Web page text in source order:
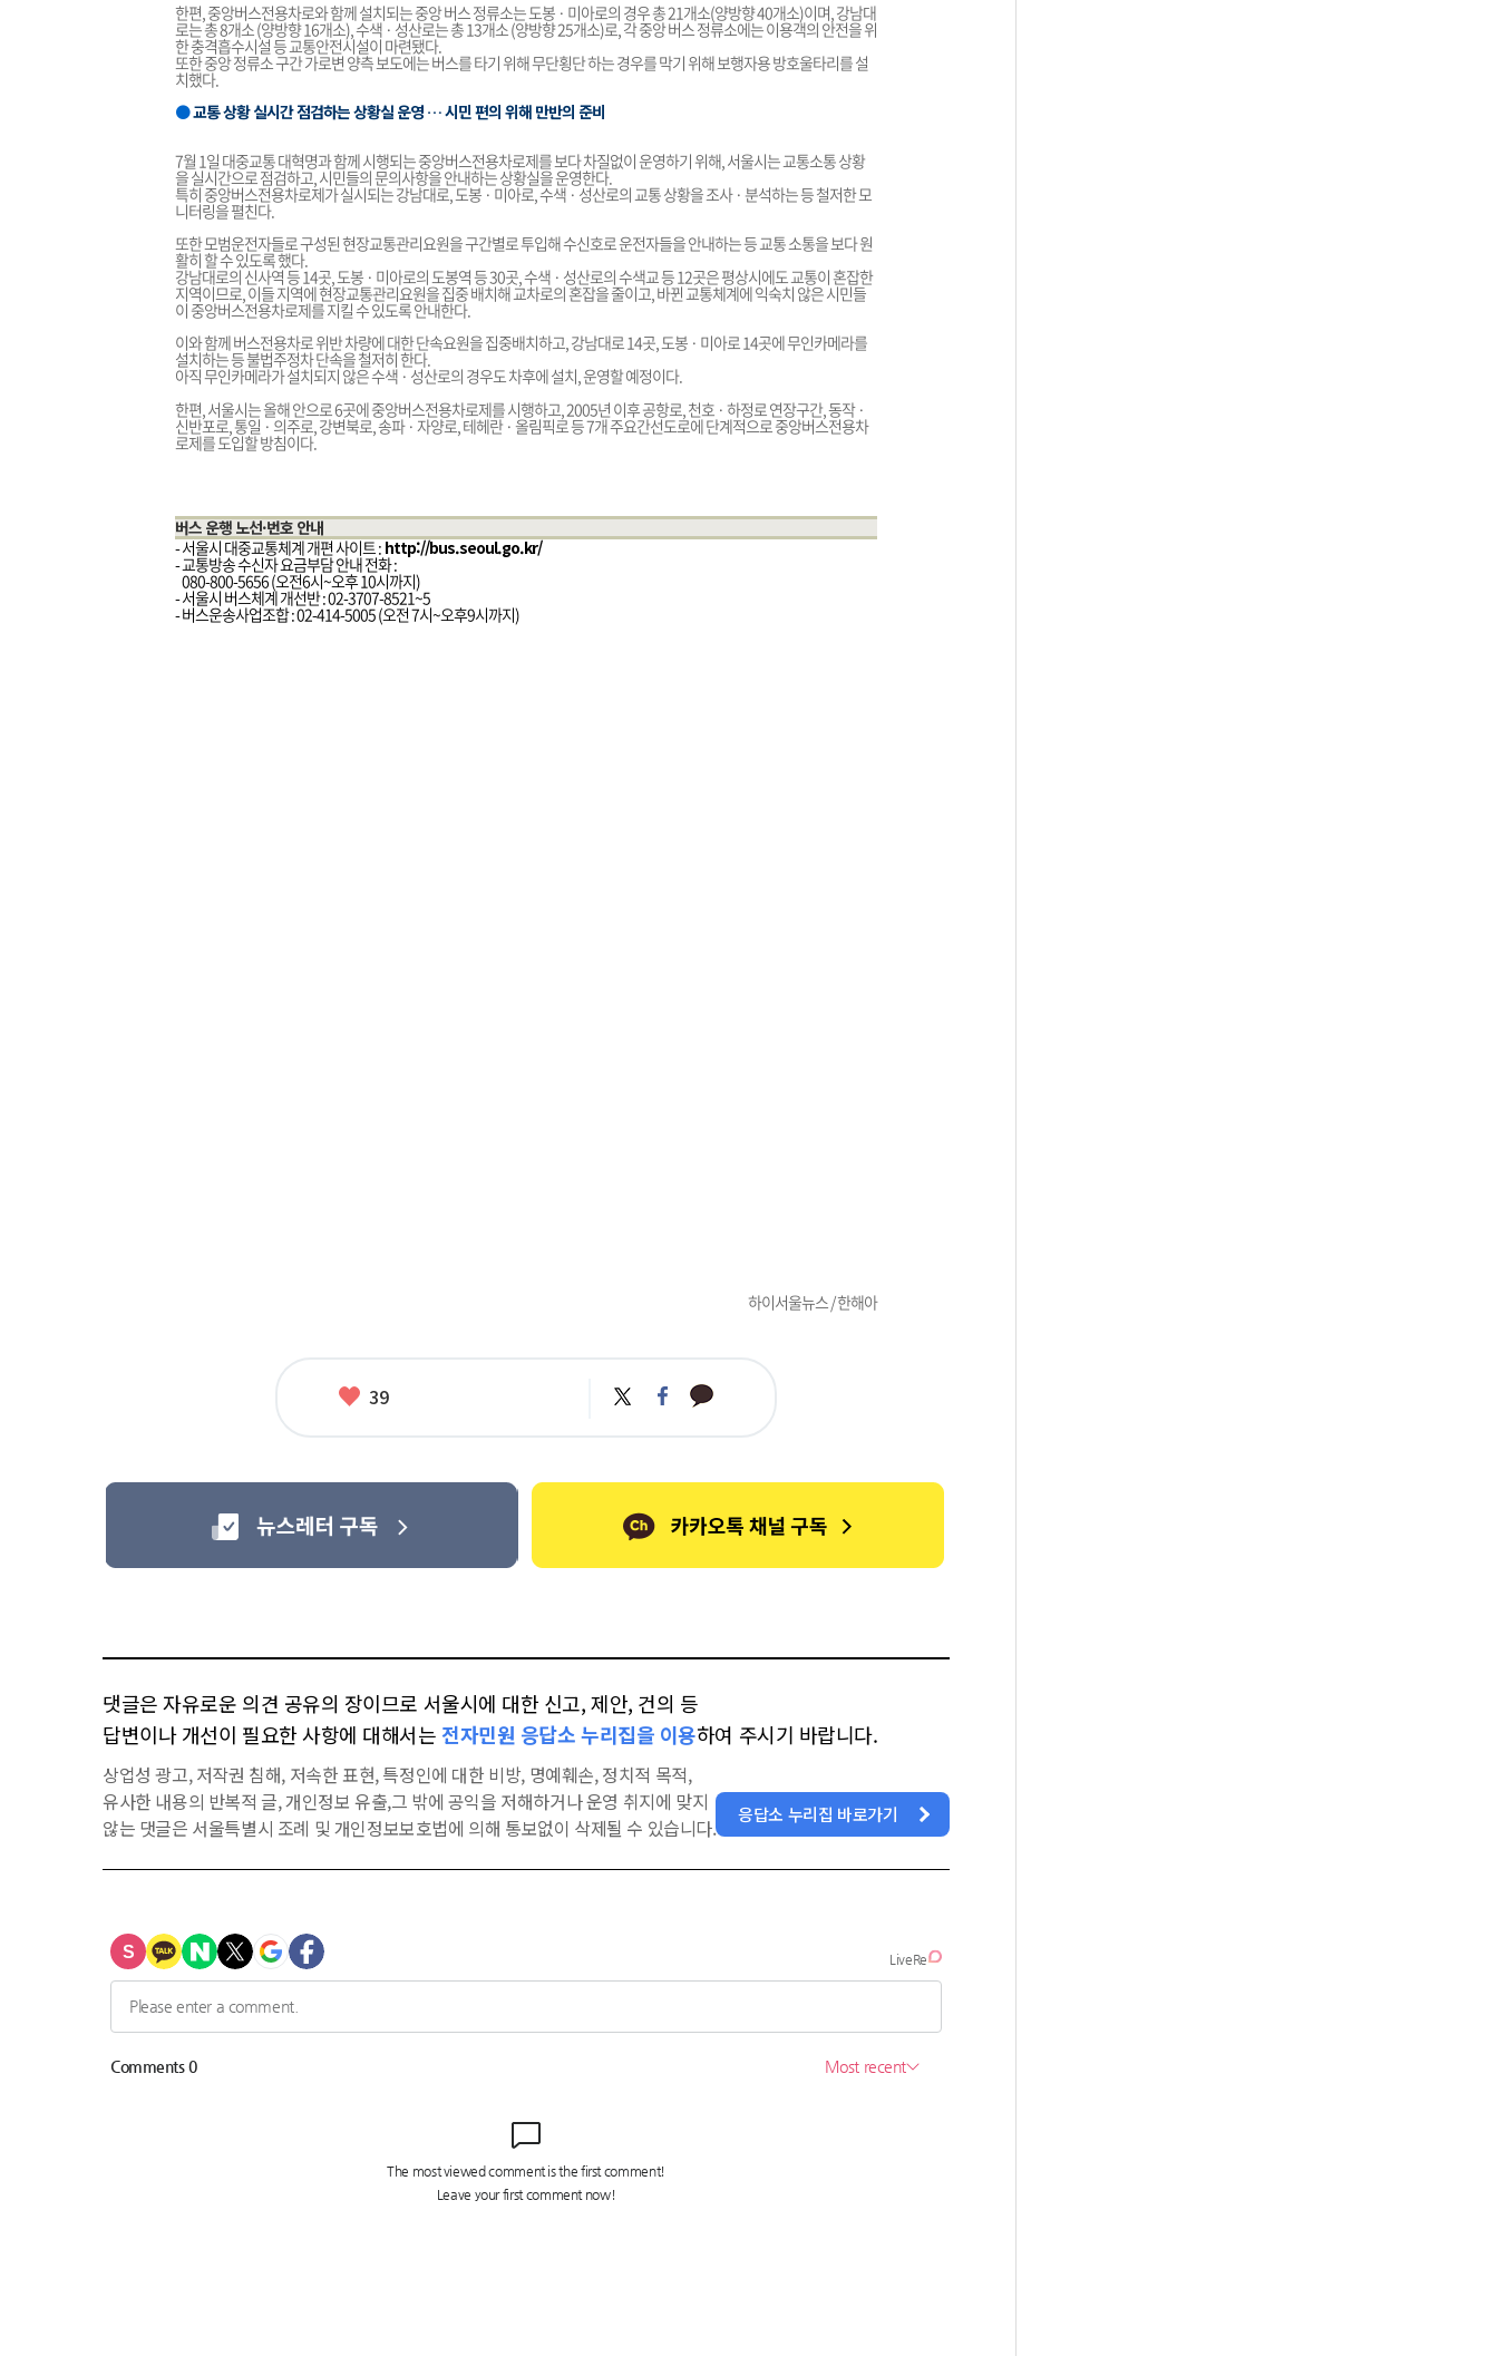
한편, 중앙버스전용차로와 함께 설치되는 중앙 버스 정류소는 도봉 · 미아로의 경우 총 21개소(양방향 40개소)이며, 강남대
로는 총 8개소 (양방향 16개소), 수색 · 성산로는 총 13개소 (양방향 25개소)로, 각 중앙 버스 정류소에는 이용객의 안전을 위
한 충격흡수시설 등 교통안전시설이 마련됐다.
또한 중앙 정류소 구간 가로변 양측 보도에는 버스를 타기 위해 무단횡단 하는 경우를 막기 위해 보행자용 방호울타리를 설
치했다.
●교통 상황 실시간 점검하는 상황실 운영 … 시민 편의 위해 만반의 준비
7월 1일 대중교통 대혁명과 함께 시행되는 중앙버스전용차로제를 보다 차질없이 운영하기 위해, 서울시는 교통소통 상황
을 실시간으로 점검하고, 시민들의 문의사항을 안내하는 상황실을 운영한다.
특히 중앙버스전용차로제가 실시되는 강남대로, 도봉 · 미아로, 수색 · 성산로의 교통 상황을 조사 · 분석하는 등 철저한 모
니터링을 펼친다.
또한 모범운전자들로 구성된 현장교통관리요원을 구간별로 투입해 수신호로 운전자들을 안내하는 등 교통 소통을 보다 원
활히 할 수 있도록 했다.
강남대로의 신사역 등 14곳, 도봉 · 미아로의 도봉역 등 30곳, 수색 · 성산로의 수색교 등 12곳은 평상시에도 교통이 혼잡한
지역이므로, 이들 지역에 현장교통관리요원을 집중 배치해 교차로의 혼잡을 줄이고, 바뀐 교통체계에 익숙치 않은 시민들
이 중앙버스전용차로제를 지킬 수 있도록 안내한다.
이와 함께 버스전용차로 위반 차량에 대한 단속요원을 집중배치하고, 강남대로 14곳, 도봉 · 미아로 14곳에 무인카메라를
설치하는 등 불법주정차 단속을 철저히 한다.
아직 무인카메라가 설치되지 않은 수색 · 성산로의 경우도 차후에 설치, 운영할 예정이다.
한편, 서울시는 올해 안으로 6곳에 중앙버스전용차로제를 시행하고, 2005년 이후 공항로, 천호 · 하정로 연장구간, 동작 ·
신반포로, 통일 · 의주로, 강변북로, 송파 · 자양로, 테헤란 · 올림픽로 등 7개 주요간선도로에 단계적으로 중앙버스전용차
로제를 도입할 방침이다.
버스 운행 노선·번호 안내
- 서울시 대중교통체계 개편 사이트 : http://bus.seoul.go.kr/
- 교통방송 수신자 요금부담 안내 전화 :
080-800-5656 (오전6시~오후 10시까지)
- 서울시 버스체계 개선반 : 02-3707-8521~5
- 버스운송사업조합 : 02-414-5005 (오전 7시~오후9시까지)
하이서울뉴스 / 한해아
좋
39 트
위
페
이
카
카
댓글은 자유로운 의견 공유의 장이므로 서울시에 대한 신고, 제안, 건의 등
답변이나 개선이 필요한 사항에 대해서는 전자민원 응답소 누리집을 이용하여 주시기 바랍니다.
상업성 광고, 저작권 침해, 저속한 표현, 특정인에 대한 비방, 명예훼손, 정치적 목적,
유사한 내용의 반복적 글, 개인정보 유출,그 밖에 공익을 저해하거나 운영 취지에 맞지
않는 댓글은 서울특별시 조례 및 개인정보보호법에 의해 통보없이 삭제될 수 있습니다.
응답소 누리집 바로가기